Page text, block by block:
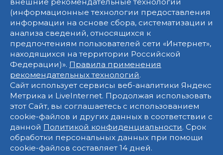
(информационные технологии предоставления
информации на основе сбора, систематизации и
анализа сведений, относящихся к
предпочтениям пользователей сети «Интернет»,
находящихся на территории Российской
Федерации)». Правила применения
рекомендательных технологий.
Сайт использует сервисы веб-аналитики Яндекс
Метрика и LiveInternet. Продолжая использовать
этот Сайт, вы соглашаетесь с использованием
cookie-файлов и других данных в соответствии с
данной Политикой конфиденциальности. Срок
обработки персональных данных при помощи
cookie-файлов составляет 14 дней.